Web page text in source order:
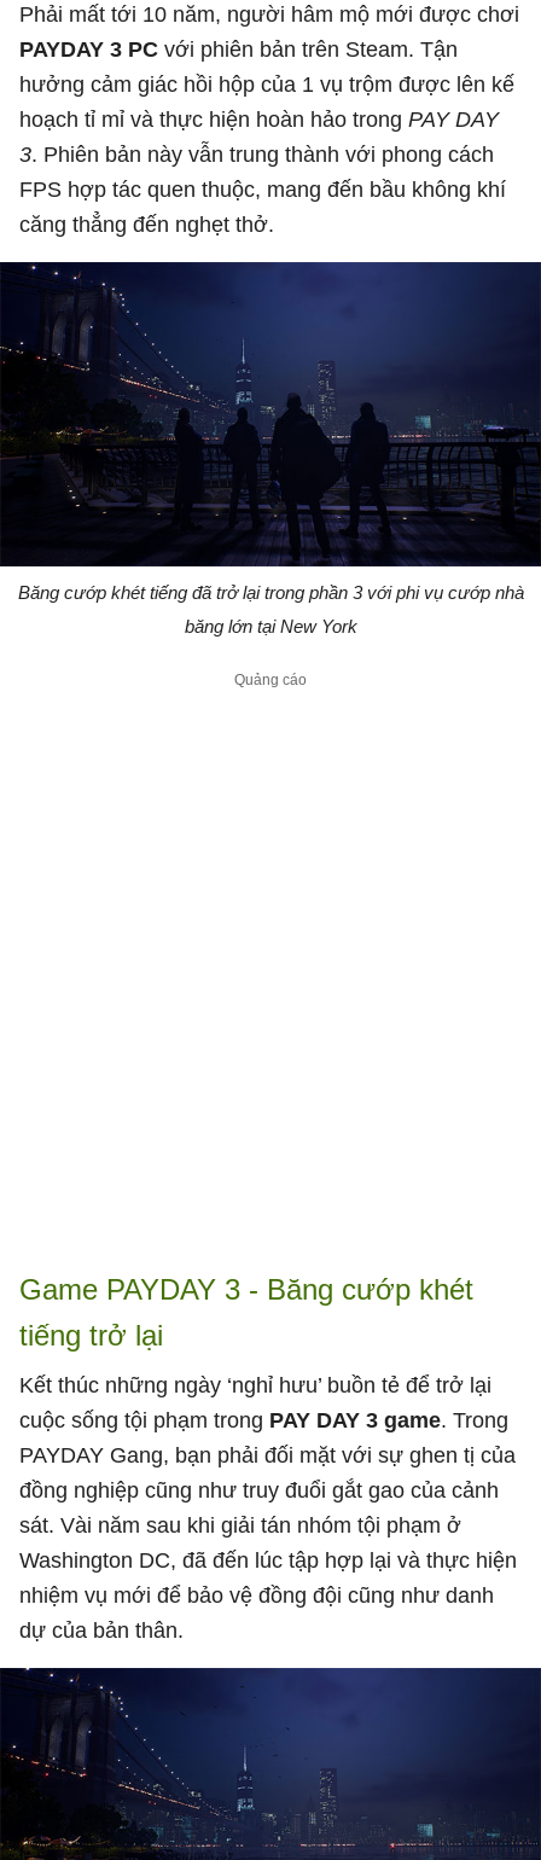
Phải mất tới 10 năm, người hâm mộ mới được chơi
PAYDAY 3 PC với phiên bản trên Steam. Tận
hưởng cảm giác hồi hộp của 1 vụ trộm được lên kế
hoạch tỉ mỉ và thực hiện hoàn hảo trong PAY DAY
3. Phiên bản này vẫn trung thành với phong cách
FPS hợp tác quen thuộc, mang đến bầu không khí
căng thẳng đến nghẹt thở.
Băng cướp khét tiếng đã trở lại trong phần 3 với phi vụ cướp nhà
băng lớn tại New York
Game PAYDAY 3 - Băng cướp khét
tiếng trở lại
Kết thúc những ngày ‘nghỉ hưu’ buồn tẻ để trở lại
cuộc sống tội phạm trong PAY DAY 3 game. Trong
PAYDAY Gang, bạn phải đối mặt với sự ghen tị của
đồng nghiệp cũng như truy đuổi gắt gao của cảnh
sát. Vài năm sau khi giải tán nhóm tội phạm ở
Washington DC, đã đến lúc tập hợp lại và thực hiện
nhiệm vụ mới để bảo vệ đồng đội cũng như danh
dự của bản thân.